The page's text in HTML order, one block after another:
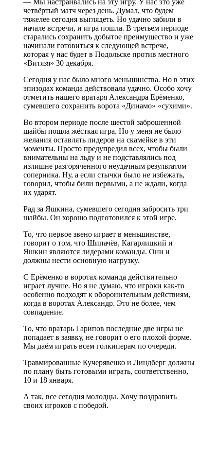
— Мы настраивались на эту игру. У нас это уже
четвёртый матч через день. Думал, что будем
тяжелее сегодня выглядеть. Но удачно забили в
начале встречи, и игра пошла. В третьем периоде
старались сохранить добытое преимущество и уже
начинали готовиться к следующей встрече,
которая у нас будет в Подольске против местного
«Витязя» 30 декабря.
Сегодня у нас было много меньшинства. Но в этих
эпизодах команда действовала удачно. Особо хочу
отметить нашего вратаря Александра Ерёменко,
сумевшего сохранить ворота «Динамо» «сухими».
Во втором периоде после шестой заброшенной
шайбы пошла жёсткая игра. Но у меня не было
желания оставлять лидеров на скамейке в эти
моменты. Просто предупредил всех, чтобы были
внимательны на льду и не подставлялись под
излишне разгоряченного неудачным результатом
соперника. Ну, а если стычки было не избежать,
говорил, чтобы били первыми, а не ждали, когда
их ударят.
Рад за Яшкина, сумевшего сегодня забросить три
шайбы. Он хорошо подготовился к этой игре.
То, что первое звено играет в меньшинстве,
говорит о том, что Шипачёв, Кагарлицкий и
Яшкин являются лидерами команды. Они и
должны нести основную нагрузку.
С Ерёменко в воротах команда действительно
играет лучше. Но я не думаю, что игроки как-то
особенно подходят к оборонительным действиям,
когда в воротах Александр. Это не более, чем
совпадение.
То, что вратарь Гарипов последние две игры не
попадает в заявку, не говорит о его плохой форме.
Мы даём играть всем голкиперам по очереди.
Травмированные Кучерявенко и Линдберг должны
по плану быть готовыми играть, соответственно,
10 и 18 января.
А так, все сегодня молодцы. Хочу поздравить
своих игроков с победой.